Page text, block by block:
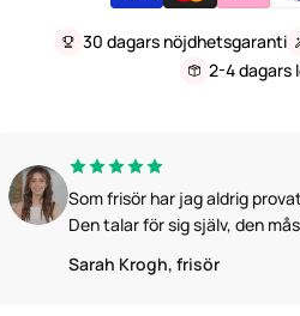
30 dagars nöjdhetsgaranti
2-4 dagars
Som frisör har jag aldrig
Den talar för sig själv, den
Sarah Krogh, frisör